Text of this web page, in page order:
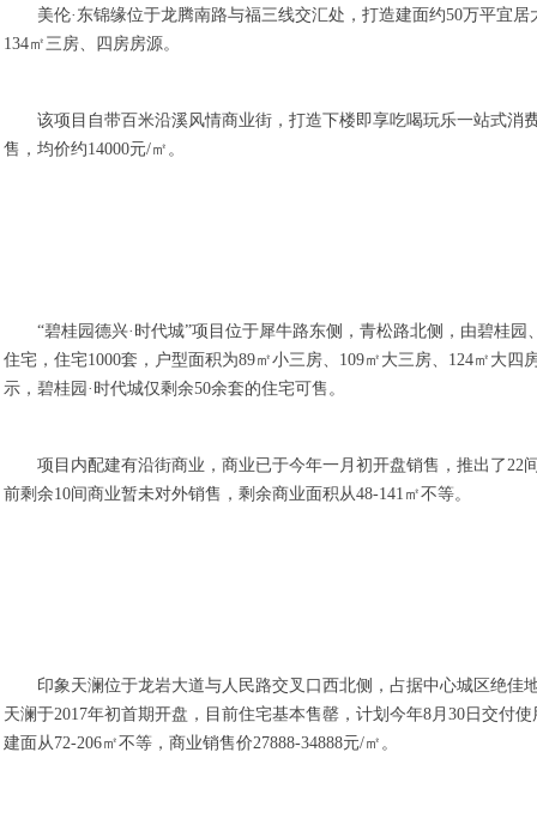
美伦·东锦缘位于龙腾南路与福三线交汇处，打造建面约50万平宜
134㎡三房、四房房源。
该项目自带百米沿溪风情商业街，打造下楼即享吃喝玩乐一站式消
售，均价约14000元/㎡。
“碧桂园德兴·时代城”项目位于犀牛路东侧，青松路北侧，由碧桂
住宅，住宅1000套，户型面积为89㎡小三房、109㎡大三房、124㎡大
示，碧桂园·时代城仅剩余50余套的住宅可售。
项目内配建有沿街商业，商业已于今年一月初开盘销售，推出了22
前剩余10间商业暂未对外销售，剩余商业面积从48-141㎡不等。
印象天澜位于龙岩大道与人民路交叉口西北侧，占据中心城区绝
天澜于2017年初首期开盘，目前住宅基本售罄，计划今年8月30日交付
建面从72-206㎡不等，商业销售价27888-34888元/㎡。